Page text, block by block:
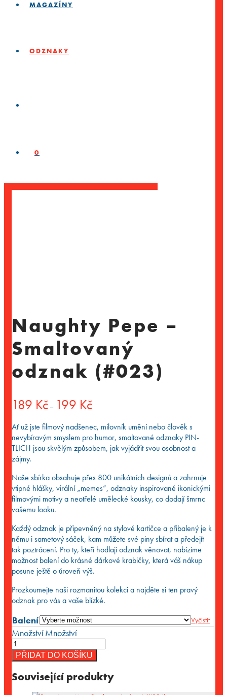
MAGAZÍNY
ODZNAKY
0
Naughty Pepe –
Smaltovaný
odznak (#023)
189 Kč – 199 Kčcen:
až
199 Kč
Ať už jste filmový nadšenec, milovník umění nebo člověk s
nevybíravým smyslem pro humor, smaltované odznaky PIN-
TLICH jsou skvělým způsobem, jak vyjádřit svou osobnost a
zájmy.
Naše sbírka obsahuje přes 800 unikátních designů a zahrnuje
vtipné hlášky, virální „memes“, odznaky inspirované ikonickými
filmovými motivy a neotřelé umělecké kousky, co dodají šmrnc
vašemu looku.
Každý odznak je připevněný na stylové kartičce a přibalený je k
němu i sametový sáček, kam můžete své piny sbírat a předejít
tak poztrácení. Pro ty, kteří hodlají odznak věnovat, nabízíme
možnost balení do krásné dárkové krabičky, která váš nákup
posune ještě o úroveň výš.
Prozkoumejte naši rozmanitou kolekci a najděte si ten pravý
odznak pro vás a vaše blízké.
Balení Vyčistit
MnožstvíMnožství
PŘIDAT DO KOŠÍKU
Související produkty